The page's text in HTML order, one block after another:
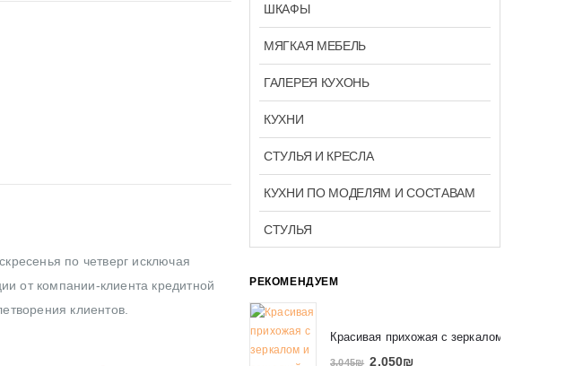
по четверг исключая
от компании-клиента кредитной
клиентов.
ШКАФЫ
МЯГКАЯ МЕБЕЛЬ
ГАЛЕРЕЯ КУХОНЬ
КУХНИ
СТУЛЬЯ И КРЕСЛА
КУХНИ ПО МОДЕЛЯМ И СОСТАВАМ
СТУЛЬЯ
РЕКОМЕНДУЕМ
Красивая прихожая с зеркалом и вешалкой
3,045₪ 2,050₪